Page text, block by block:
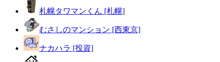
札幌タワマンくん [札幌]
むさしのマンション [西東京]
ナカハラ [投資]